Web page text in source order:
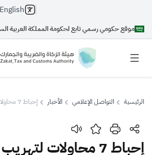
موقع حكومي رسمي تابع لحكومة المملكة العربية
English
بحث
الرئيسية التواصل الإعلامي الأخبار إحباط 7 محاولات لتهريب أكثر من 112 ألف حبةكبتاجون
إحباط 7 محاولات